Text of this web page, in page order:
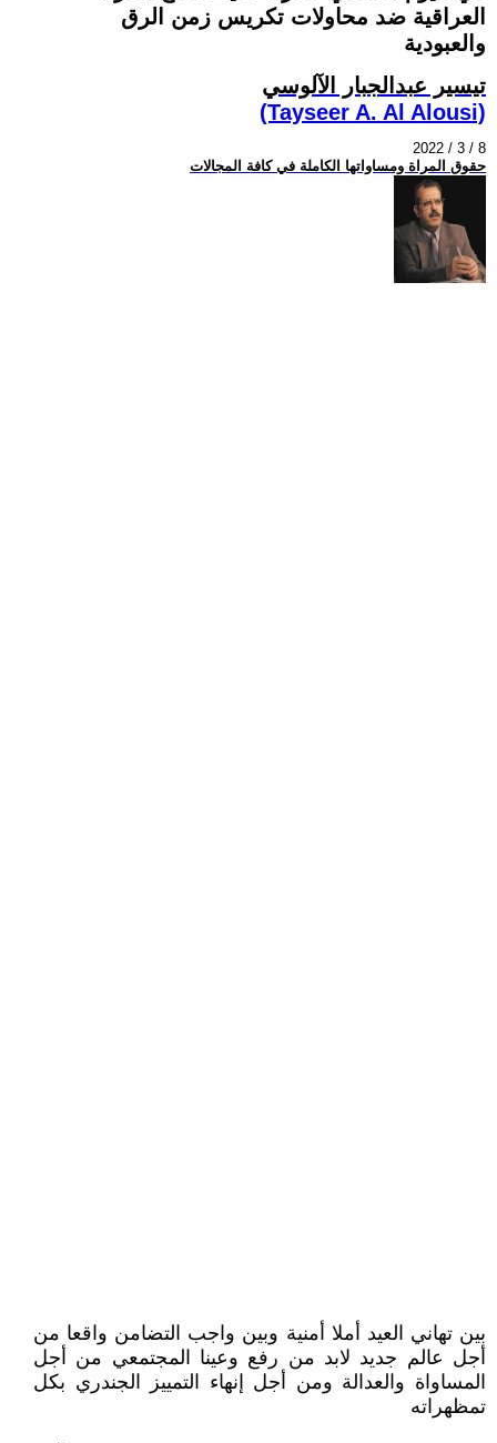
العراقية ضد محاولات تكريس زمن الرق
والعبودية
تيسير عبدالجبار الآلوسي
(Tayseer A. Al Alousi)
2022 / 3 / 8
حقوق المراة ومساواتها الكاملة في كافة المجالات
بين تهاني العيد أملا أمنية وبين واجب التضامن واقعا من
أجل عالم جديد لابد من رفع وعينا المجتمعي من أجل
المساواة والعدالة ومن أجل إنهاء التمييز الجندري بكل
تمظهراته